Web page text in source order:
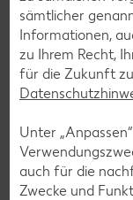
Eis-Rezepte
Pfannkuchen-
Plätzchen-
Bowle-Rezepte
Cocktail-
sämtlicher
Informationen,
zu Ihrem Recht,
für die Zukunft
Unter
auch für die
Zwecke und